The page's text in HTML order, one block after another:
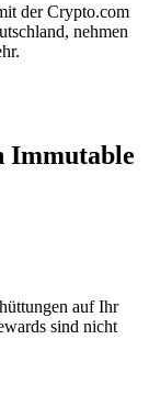
der Crypto.com
nehmen
Immutable
auf Ihr
sind nicht